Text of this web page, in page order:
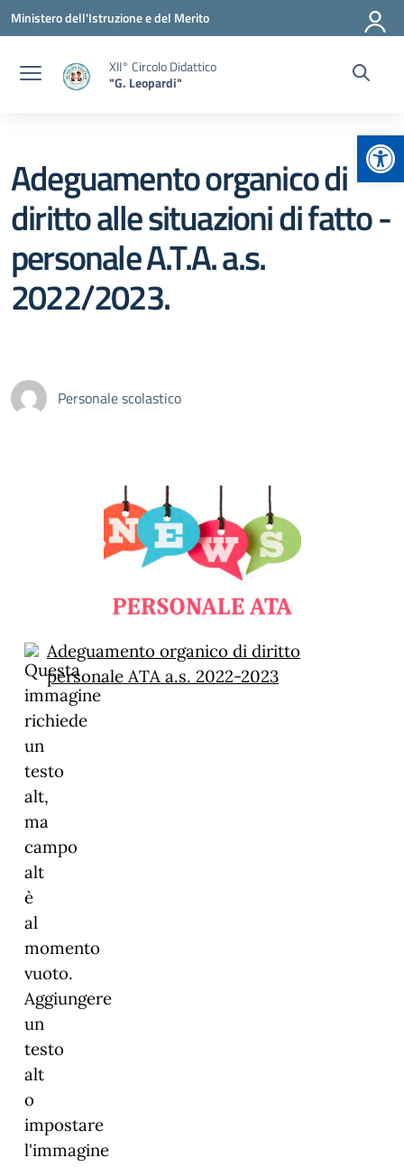
Vai ai contenuti
Vai al menu di navigazione
Vai al footer
Ministero dell'Istruzione e del Merito
XII° Circolo Didattico
"G. Leopardi"
Adeguamento organico di
diritto alle situazioni di fatto -
personale A.T.A. a.s.
2022/2023.
Personale scolastico
Adeguamento organico di diritto
personale ATA a.s. 2022-2023